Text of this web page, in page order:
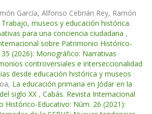
García, Alfonso Cebrián Rey, Ramón
Trabajo, museos y educación histórica.
para una conciencia ciudadana ,
sobre Patrimonio Histórico-
(2026): Monográfico: Narrativas
controversiales e interseccionalidad
desde educación histórica y museos
La educación primaria en Jódar en la
siglo XX , Cabás. Revista Internacional
Histórico-Educativo: Núm. 26 (2021):